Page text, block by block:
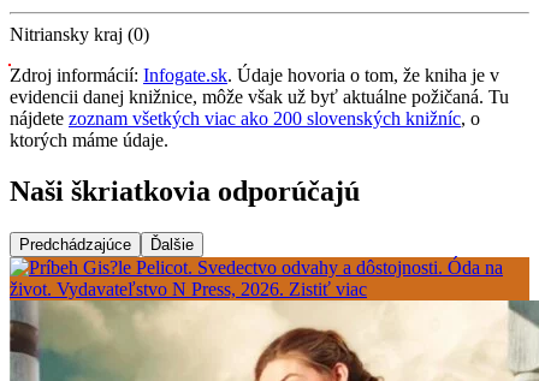
Nitriansky kraj (0)
Zdroj informácií: Infogate.sk. Údaje hovoria o tom, že kniha je v
evidencii danej knižnice, môže však už byť aktuálne požičaná. Tu
nájdete zoznam všetkých viac ako 200 slovenských knižníc, o
ktorých máme údaje.
Naši škriatkovia odporúčajú
Predchádzajúce Ďalšie